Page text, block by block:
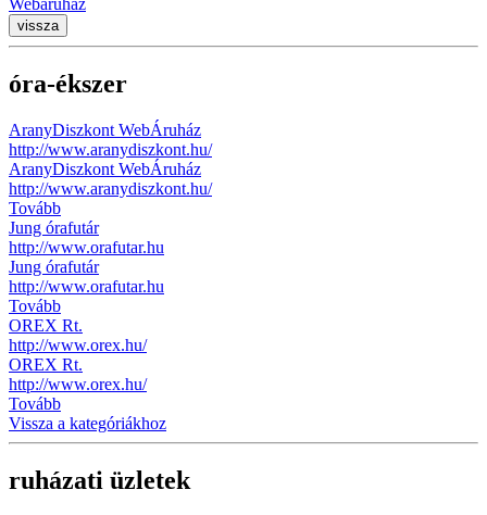
vissza
óra-ékszer
AranyDiszkont WebÁruház
http://www.aranydiszkont.hu/
AranyDiszkont WebÁruház
http://www.aranydiszkont.hu/
Tovább
Jung órafutár
http://www.orafutar.hu
Jung órafutár
http://www.orafutar.hu
Tovább
OREX Rt.
http://www.orex.hu/
OREX Rt.
http://www.orex.hu/
Tovább
Vissza a kategóriákhoz
ruházati üzletek